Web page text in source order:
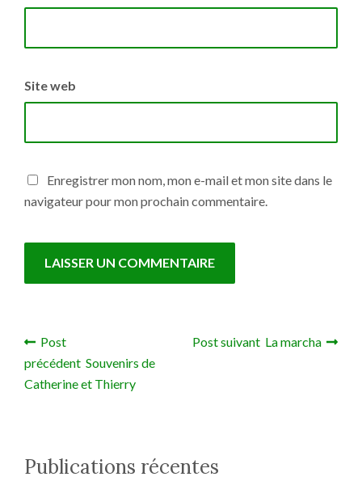
Site web
Enregistrer mon nom, mon e-mail et mon site dans le
navigateur pour mon prochain commentaire.
Navigation de l’article
Post
précédent Souvenirs de
Catherine et Thierry
Post suivant La marcha
Publications récentes